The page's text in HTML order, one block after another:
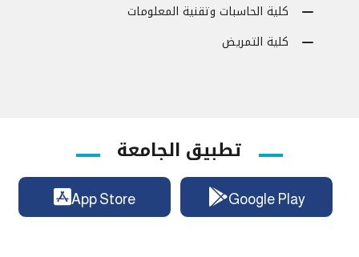
كلية الحاسبات وتقنية المعلومات
كلية التمريض
تطبيق الجامعة
Google Play
App Store